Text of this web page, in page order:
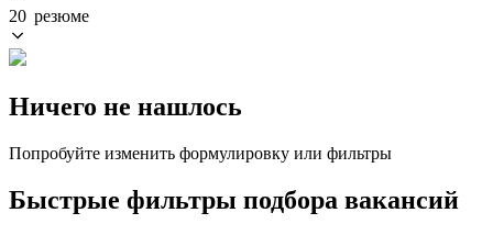
20 резюме
Ничего не нашлось
Попробуйте изменить формулировку или фильтры
Быстрые фильтры подбора вакансий